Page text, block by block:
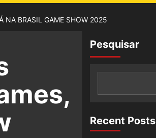
NA BRASIL GAME SHOW 2025
Pesquisar
Recent Posts